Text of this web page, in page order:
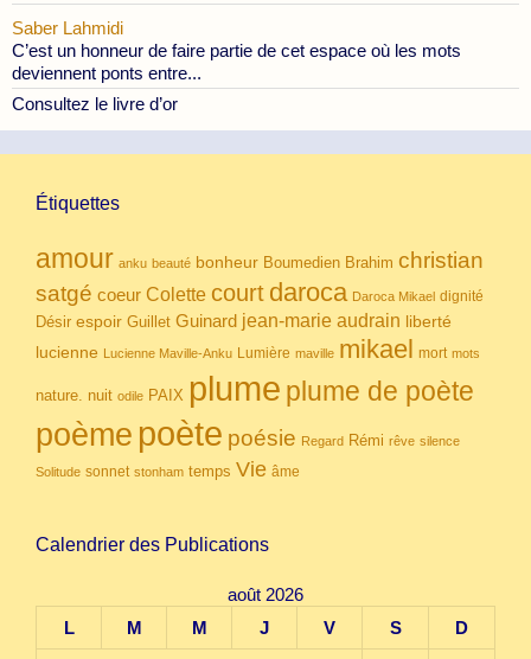
Saber Lahmidi
C’est un honneur de faire partie de cet espace où les mots
deviennent ponts entre...
Consultez le livre d’or
Étiquettes
amour anku beauté bonheur Boumedien Brahim christian
satgé coeur Colette court daroca Daroca Mikael dignité
Désir espoir Guillet Guinard jean-marie audrain liberté
lucienne Lucienne Maville-Anku Lumière maville mikael mort mots
nature. nuit odile PAIX plume plume de poète
poème poète poésie Regard Rémi rêve silence
Solitude sonnet stonham temps Vie âme
Calendrier des Publications
août 2026
L
M M J V S D